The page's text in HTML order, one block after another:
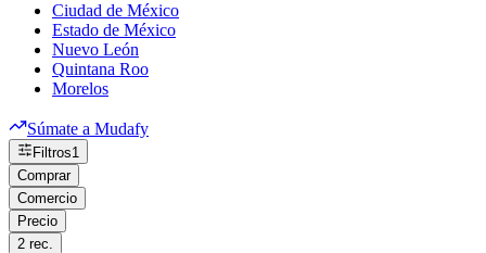
Ciudad de México
Estado de México
Nuevo León
Quintana Roo
Morelos
Súmate a Mudafy
Filtros1
Comprar
Comercio
Precio
2 rec.